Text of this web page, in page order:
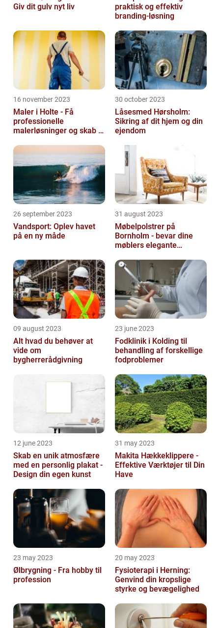
Giv dit gulv nyt liv
praktisk og effektiv
branding-løsning
16 november 2023
Maler i Holte - Få
professionelle
malerløsninger og skab et
30 october 2023
Låsesmed Hørsholm:
Sikring af dit hjem og din
ejendom
26 september 2023
Vandsport: Oplev havet
på en ny måde
31 august 2023
Møbelpolstrer på
Bornholm - bevar dine
møblers elegante
09 august 2023
Alt hvad du behøver at
vide om
bygherrerådgivning
23 june 2023
Fodklinik i Kolding til
behandling af forskellige
fodproblemer
12 june 2023
Skab en unik atmosfære
med en personlig plakat -
Design din egen kunst
31 may 2023
Makita Hækkeklippere -
Effektive Værktøjer til Din
Have
23 may 2023
Ølbrygning - Fra hobby til
profession
20 may 2023
Fysioterapi i Herning:
Genvind din kropslige
styrke og bevægelighed